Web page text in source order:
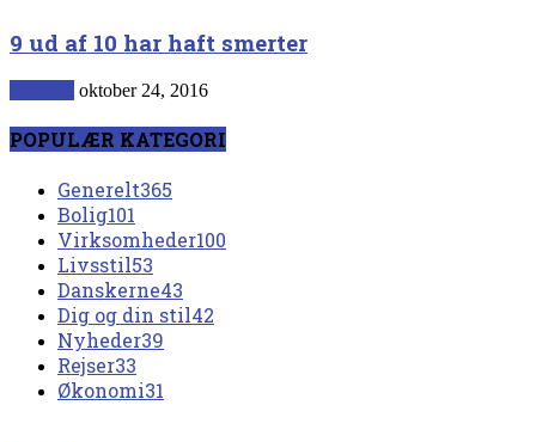
9 ud af 10 har haft smerter
oktober 24, 2016
POPULÆR KATEGORI
Generelt365
Bolig101
Virksomheder100
Livsstil53
Danskerne43
Dig og din stil42
Nyheder39
Rejser33
Økonomi31